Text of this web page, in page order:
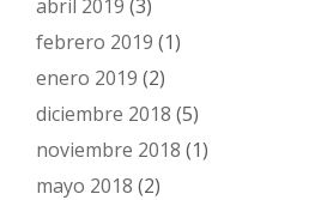
abril 2019 (3)
febrero 2019 (1)
enero 2019 (2)
diciembre 2018 (5)
noviembre 2018 (1)
mayo 2018 (2)